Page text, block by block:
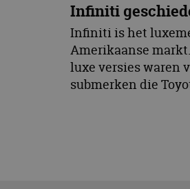
Infiniti
Infiniti is het
Amerikaanse
luxe versies waren
submerken die